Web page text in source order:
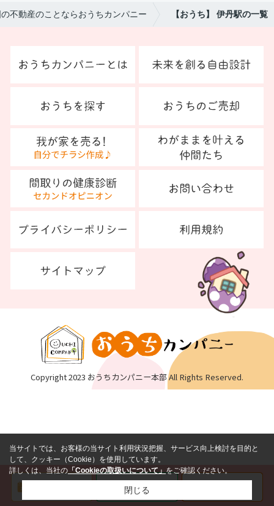
不動産のことならおうちカンパニー 【おうち】 伊丹駅の一覧
Copyright 2023 おうちカンパニー本部 All Rights Reserved.
当サイトでは、お客様の当サイト利用状況把握、サービス向上検討を目的と
して、クッキー（Cookie）を使用しています。
詳しくは、当社の 「Cookieの取扱いについて」をご確認ください。
閉じる